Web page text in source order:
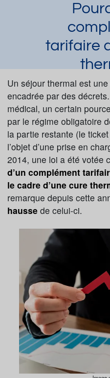
tarifaire
Article publié par
Organisation
Demander
Un séjour thermal est
encadrée par des
médical, un certain
par le régime obligatoire
la partie restante (le
l’objet d’une prise en
2014, une loi a été votée
d’un complément
le cadre d’une cure
remarque depuis cette
hausse de celui-ci.